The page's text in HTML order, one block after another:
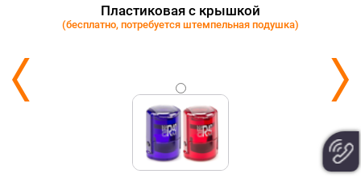
Пластиковая с крышкой
(бесплатно, потребуется штемпельная подушка)